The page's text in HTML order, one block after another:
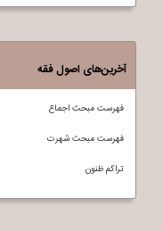
آخرین‌های اصول فقه
فهرست مبحث اجماع
فهرست مبحث شهرت
تراکم ظنون